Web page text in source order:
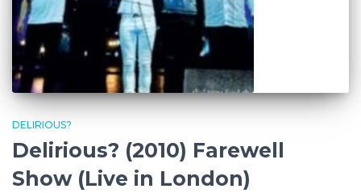
DELIRIOUS?
Delirious? (2010) Farewell
Show (Live in London)